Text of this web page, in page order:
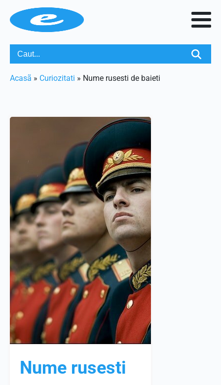
Acasã » Curiozitati » Nume rusesti de baieti
Nume rusesti